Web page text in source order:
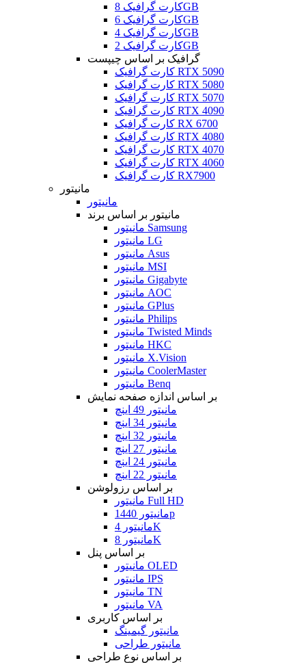
کارت گرافیک 8GB
کارت گرافیک 6GB
کارت گرافیک 4GB
کارت گرافیک 2GB
گرافیک بر اساس چیپست
کارت گرافیک RTX 5090
کارت گرافیک RTX 5080
کارت گرافیک RTX 5070
کارت گرافیک RTX 4090
کارت گرافیک RX 6700
کارت گرافیک RTX 4080
کارت گرافیک RTX 4070
کارت گرافیک RTX 4060
کارت گرافیک RX7900
مانیتور
مانیتور
مانیتور بر اساس برند
مانیتور Samsung
مانیتور LG
مانیتور Asus
مانیتور MSI
مانیتور Gigabyte
مانیتور AOC
مانیتور GPlus
مانیتور Philips
مانیتور Twisted Minds
مانیتور HKC
مانیتور X.Vision
مانیتور CoolerMaster
مانیتور Benq
بر اساس اندازه صفحه نمایش
مانیتور 49 اینچ
مانیتور 34 اینچ
مانیتور 32 اینچ
مانیتور 27 اینچ
مانیتور 24 اینچ
مانیتور 22 اینچ
بر اساس رزولوشن
مانیتور Full HD
مانیتور 1440p
مانیتور 4K
مانیتور 8K
بر اساس پنل
مانیتور OLED
مانیتور IPS
مانیتور TN
مانیتور VA
بر اساس کاربری
مانیتور گیمینگ
مانیتور طراحی
بر اساس نوع طراحی